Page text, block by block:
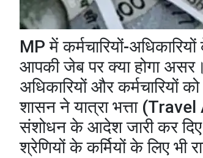
MP में कर्मचारियों-
आपकी जेब पर क्या होगा
अधिकारियों और कर्मचारियों
शासन ने यात्रा भत्ता
संशोधन के आदेश जारी कर
श्रेणियों के कर्मियों के लिए भी